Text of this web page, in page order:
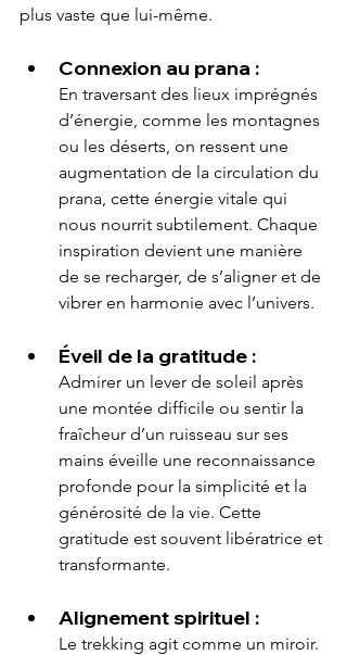
plus vaste que lui-même.
Connexion au prana :
En traversant des lieux imprégnés
d’énergie, comme les montagnes
ou les déserts, on ressent une
augmentation de la circulation du
prana, cette énergie vitale qui
nous nourrit subtilement. Chaque
inspiration devient une manière
de se recharger, de s’aligner et de
vibrer en harmonie avec l’univers.
Éveil de la gratitude :
Admirer un lever de soleil après
une montée difficile ou sentir la
fraîcheur d’un ruisseau sur ses
mains éveille une reconnaissance
profonde pour la simplicité et la
générosité de la vie. Cette
gratitude est souvent libératrice et
transformante.
Alignement spirituel :
Le trekking agit comme un miroir.